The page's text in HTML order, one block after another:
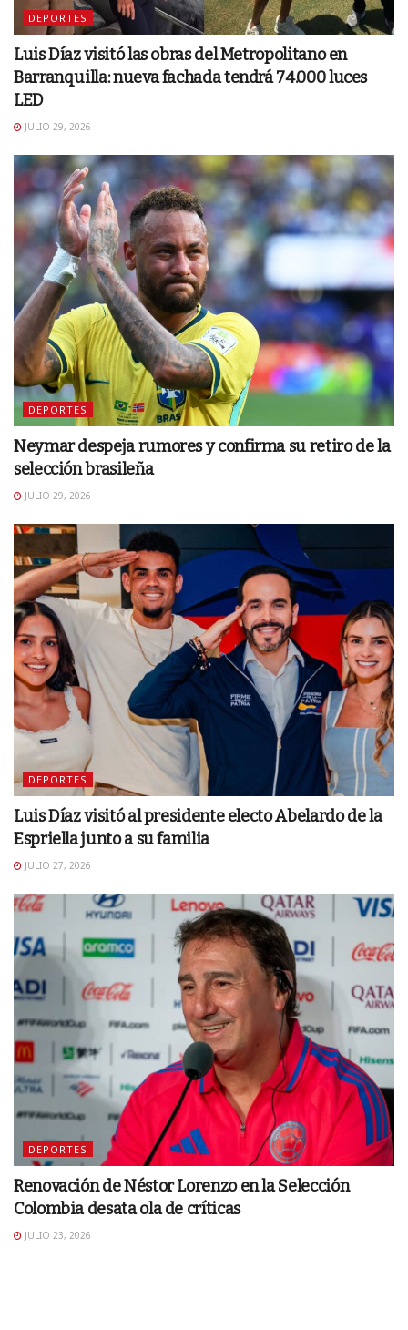
DEPORTES
Luis Díaz visitó las obras del Metropolitano en
Barranquilla: nueva fachada tendrá 74.000 luces
LED
JULIO 29, 2026
DEPORTES
Neymar despeja rumores y confirma su retiro de la
selección brasileña
JULIO 29, 2026
DEPORTES
Luis Díaz visitó al presidente electo Abelardo de la
Espriella junto a su familia
JULIO 27, 2026
DEPORTES
Renovación de Néstor Lorenzo en la Selección
Colombia desata ola de críticas
JULIO 23, 2026